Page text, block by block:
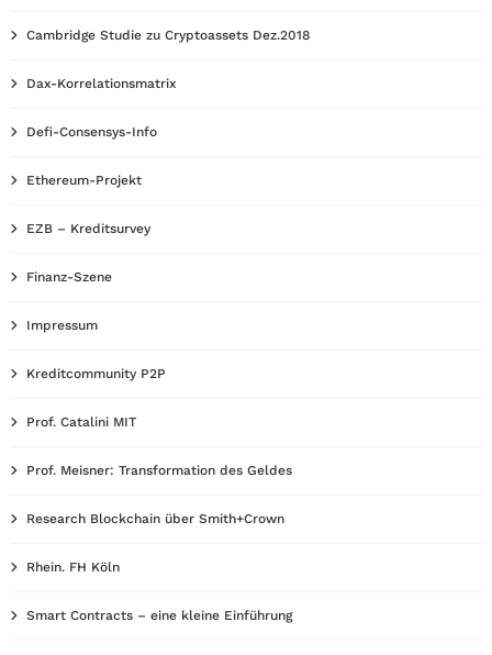
Cambridge Studie zu Cryptoassets Dez.2018
Dax-Korrelationsmatrix
Defi-Consensys-Info
Ethereum-Projekt
EZB – Kreditsurvey
Finanz-Szene
Impressum
Kreditcommunity P2P
Prof. Catalini MIT
Prof. Meisner: Transformation des Geldes
Research Blockchain über Smith+Crown
Rhein. FH Köln
Smart Contracts – eine kleine Einführung